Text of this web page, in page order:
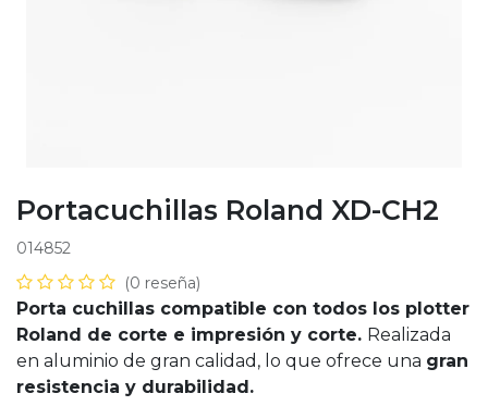
Portacuchillas Roland XD-CH2
014852
(0 reseña)
Porta cuchillas compatible con todos los plotter
Roland de corte e impresión y corte. Realizada
en aluminio de gran calidad, lo que ofrece una gran
resistencia y durabilidad.